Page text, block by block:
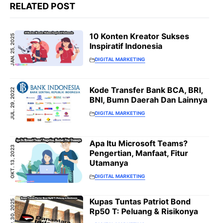
RELATED POST
JAN. 25, 2025
10 Konten Kreator Sukses
Inspiratif Indonesia
DIGITAL MARKETING
JUL. 29, 2022
Kode Transfer Bank BCA, BRI,
BNI, Bumn Daerah Dan Lainnya
DIGITAL MARKETING
OKT. 13, 2023
Apa Itu Microsoft Teams?
Pengertian, Manfaat, Fitur
Utamanya
DIGITAL MARKETING
SEP. 30, 2025
Kupas Tuntas Patriot Bond
Rp50 T: Peluang & Risikonya